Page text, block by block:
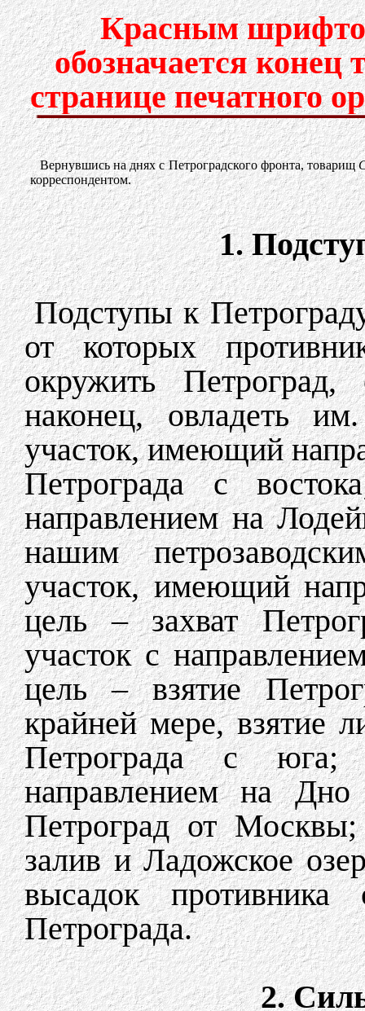
Красным
обозначается конец
странице печатного
Вернувшись на днях с Петроградского фронта, товарищ
корреспондентом.
1.
Подступы к
от которых
окружить
наконец, овладеть
участок, имеющий
Петрограда с
направлением на
нашим
участок, имеющий
цель – захват
участок с
цель – взятие
крайней мере, взятие
Петрограда с
направлением на
Петроград от
залив и Ладожское
высадок
Петрограда.
2.